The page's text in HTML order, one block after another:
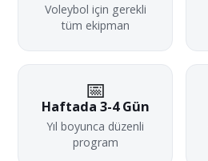
Voleybol için gerekli
tüm ekipman
📅
Haftada 3-4 Gün
Yıl boyunca düzenli
program